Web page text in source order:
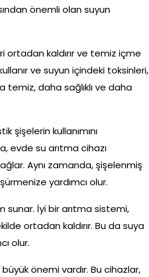
önemli olan suyun
ortadan kaldırır ve temiz içme
ve suyun içindeki toksinleri,
temiz, daha sağlıklı ve daha
şişelerin kullanımını
evde su arıtma cihazı
Aynı zamanda, şişelenmiş
yardımcı olur.
sunar. İyi bir arıtma sistemi,
ortadan kaldırır. Bu da suya
olur.
önemi vardır. Bu cihazlar,